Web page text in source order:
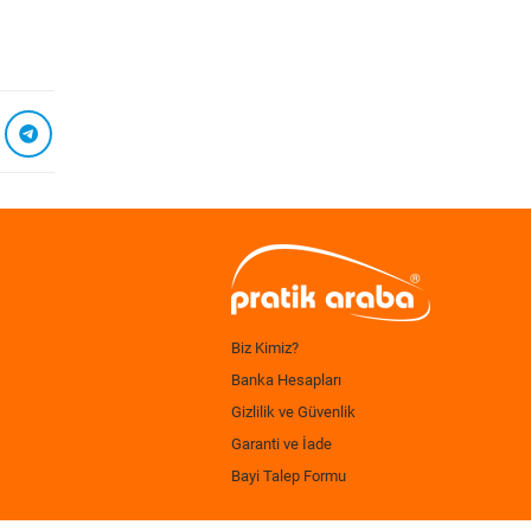
Biz Kimiz?
Banka Hesapları
Gizlilik ve Güvenlik
Garanti ve İade
Bayi Talep Formu